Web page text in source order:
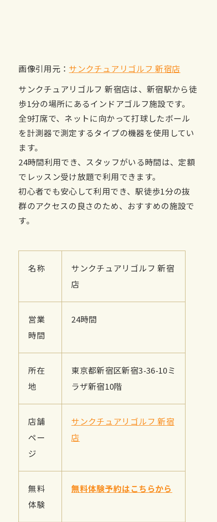
画像引用元： サンクチュアリゴルフ 新宿店
サンクチュアリゴルフ 新宿店は、新宿駅から徒
歩1分の場所にあるインドアゴルフ施設です。
全9打席で、ネットに向かって打球したボール
を計測器で測定するタイプの機器を使用してい
ます。
24時間利用でき、スタッフがいる時間は、定額
でレッスン受け放題で利用できます。
初心者でも安心して利用でき、駅徒歩1分の抜
群のアクセスの良さのため、おすすめの施設で
す。
名称
サンクチュアリゴルフ 新宿
店
営業
時間
24時間
所在
地
東京都新宿区新宿3-36-10ミ
ラザ新宿10階
店舗
ペー
ジ
サンクチュアリゴルフ 新宿
店
無料
体験
無料体験予約はこちらから